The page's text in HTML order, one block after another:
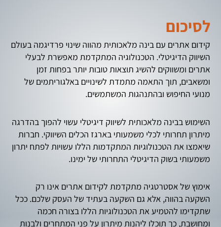
לסיכום
קידום אתרים עם בינה מלאכותית מהווה שינוי פרדיגמה בעולם
השיווק הדיגיטלי. הטכנולוגיה המתקדמת מאפשרת לבעלי
אתרים ומשווקים להשיג תוצאות טובות יותר בפחות זמן
ומשאבים, תוך התאמה מתמדת לשינויים באלגוריתמים של
מנועי החיפוש ובהתנהגות המשתמשים.
השימוש בבינה מלאכותית לשיווק דיגיטלי עשוי להפוך בהדרגה
מיתרון תחרותי לכלי משמעותי בארגז הכלים השיווקי. חברות
שיאמצו את הטכנולוגיות המתקדמות הללו עשויות לפתח יתרון
משמעותי בשוק הדיגיטלי התחרותי של ימינו.
אימוץ של אסטרטגיה מתקדמת לקידום אתרים אינו רק
השקעה בהווה, אלא גם השקעה בעתיד של העסק שלכם. ככל
שתקדימו להטמיע את הטכנולוגיות הללו בצורה חכמה
ומחושבת, כך תוכלו ליהנות מיתרון על פני המתחרים ולבנות